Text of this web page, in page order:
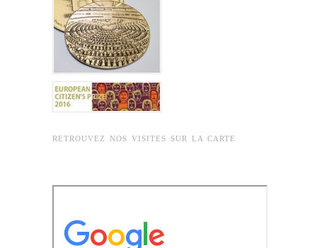
RETROUVEZ NOS VISITES SUR LA CARTE